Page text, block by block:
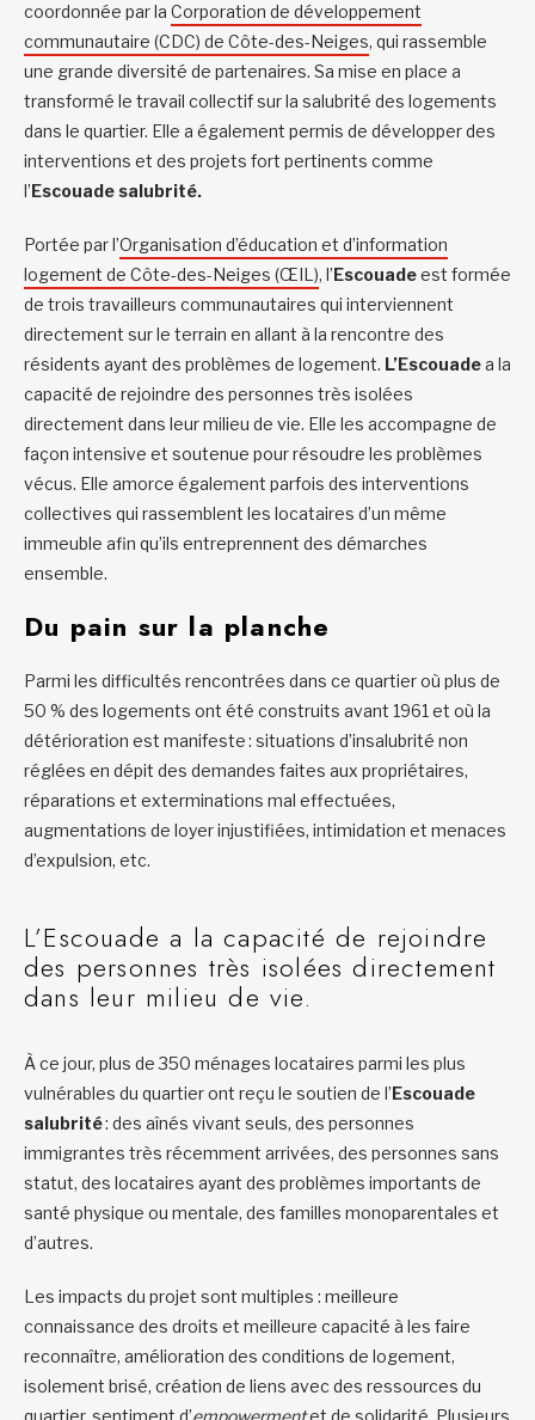
coordonnée par la Corporation de développement
communautaire (CDC) de Côte-des-Neiges, qui rassemble
une grande diversité de partenaires. Sa mise en place a
transformé le travail collectif sur la salubrité des logements
dans le quartier. Elle a également permis de développer des
interventions et des projets fort pertinents comme
l’Escouade salubrité.
Portée par l’Organisation d’éducation et d’information
logement de Côte-des-Neiges (ŒIL), l’Escouadeest formée
de trois travailleurs communautaires qui interviennent
directement sur le terrain en allant à la rencontre des
résidents ayant des problèmes de logement. L’Escouadea la
capacité de rejoindre des personnes très isolées
directement dans leur milieu de vie. Elle les accompagne de
façon intensive et soutenue pour résoudre les problèmes
vécus. Elle amorce également parfois des interventions
collectives qui rassemblent les locataires d’un même
immeuble afin qu’ils entreprennent des démarches
ensemble.
Du pain sur la planche
Parmi les difficultés rencontrées dans ce quartier où plus de
50 % des logements ont été construits avant 1961 et où la
détérioration est manifeste : situations d’insalubrité non
réglées en dépit des demandes faites aux propriétaires,
réparations et exterminations mal effectuées,
augmentations de loyer injustifiées, intimidation et menaces
d’expulsion, etc.
L’Escouade a la capacité de rejoindre
des personnes très isolées directement
dans leur milieu de vie.
À ce jour, plus de 350 ménages locataires parmi les plus
vulnérables du quartier ont reçu le soutien de l’Escouade
salubrité: des aînés vivant seuls, des personnes
immigrantes très récemment arrivées, des personnes sans
statut, des locataires ayant des problèmes importants de
santé physique ou mentale, des familles monoparentales et
d’autres.
Les impacts du projet sont multiples : meilleure
connaissance des droits et meilleure capacité à les faire
reconnaître, amélioration des conditions de logement,
isolement brisé, création de liens avec des ressources du
quartier, sentiment d’empowermentet de solidarité. Plusieurs